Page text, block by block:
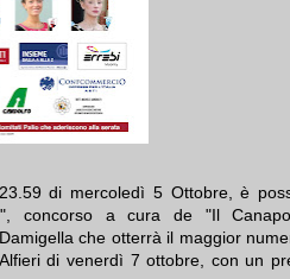
di mercoledì 5 Ottobre, è
concorso a cura de "Il
che otterrà il maggior
di venerdì 7 ottobre, con un